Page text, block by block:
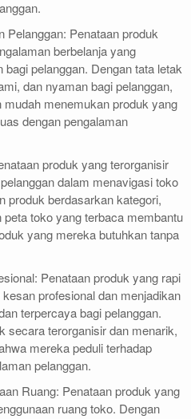
Pelanggan: Penataan produk
berbelanja yang
pelanggan. Dengan tata letak
dan nyaman bagi pelanggan,
menemukan produk yang
dengan pengalaman
produk yang terorganisir
dalam menavigasi toko
produk berdasarkan kategori,
toko yang terbaca membantu
yang mereka butuhkan tanpa
Penataan produk yang rapi
profesional dan menjadikan
terpercaya bagi pelanggan.
secara terorganisir dan menarik,
mereka peduli terhadap
pelanggan.
Ruang: Penataan produk yang
ruang toko. Dengan